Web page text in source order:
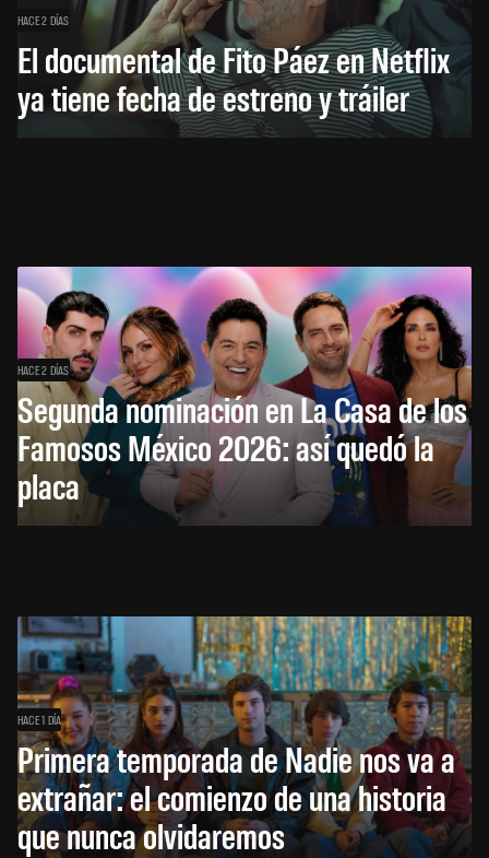
HACE 2 DÍAS
El documental de Fito Páez en Netflix
ya tiene fecha de estreno y tráiler
HACE 2 DÍAS
Segunda nominación en La Casa de los
Famosos México 2026: así quedó la
placa
HACE 1 DÍA
Primera temporada de Nadie nos va a
extrañar: el comienzo de una historia
que nunca olvidaremos